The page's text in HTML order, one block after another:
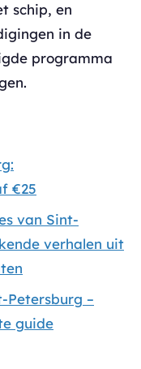
schip, en
in de
programma
€25
van Sint-
verhalen uit
–
guide